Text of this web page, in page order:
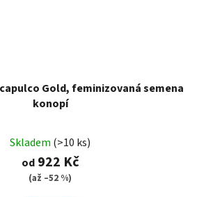
Gold, feminizovaná semena
konopí
Skladem (>10 ks)
od922 Kč
(až –52 %)